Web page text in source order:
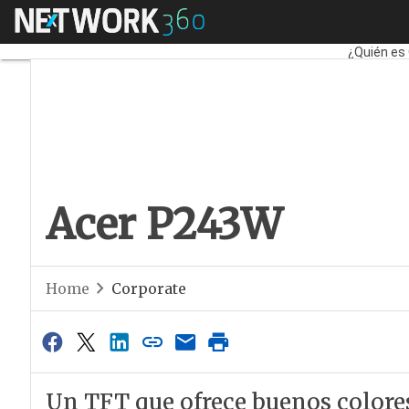
Menú
¿Quién es
Acer P243W
Home Corporate
Un TFT que ofrece buenos